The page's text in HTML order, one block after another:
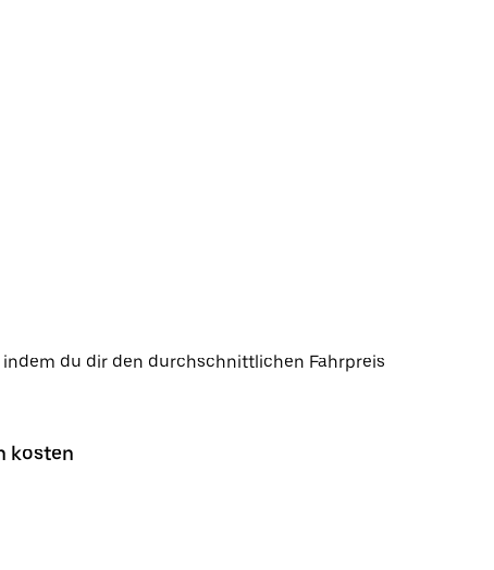
du dir den durchschnittlichen Fahrpreis
kosten